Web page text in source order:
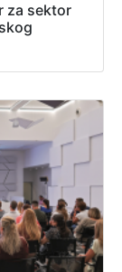
za sektor